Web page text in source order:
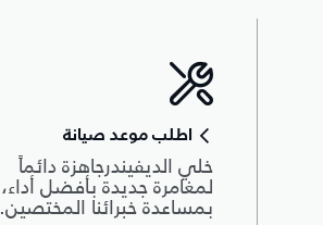
اطلب موعد صيانة
خلي الديفيندرجاهزة دائماً
لمغامرة جديدة بأفضل أداء،
بمساعدة خبرائنا المختصين.